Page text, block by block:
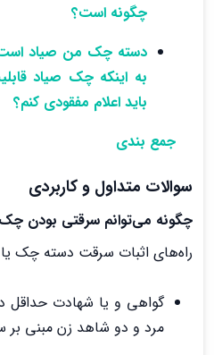
چگونه است؟
دسته چک من صیاد
به اینکه چک صیاد
باید اعلام مفقودی کنم؟
جمع بندی
سوالات متداول و کاربردی
چگونه می‌توانم سرقتی بودن چک
راه‌های اثبات سرقت دسته چک یا
گواهی و یا شهادت
مرد و دو شاهد زن مبنی